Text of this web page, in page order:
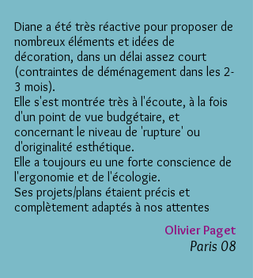
Diane a été très réactive pour proposer de
nombreux éléments et idées de
décoration, dans un délai assez court
(contraintes de déménagement dans les 2-
3 mois).
Elle s'est montrée très à l'écoute, à la fois
d'un point de vue budgétaire, et
concernant le niveau de 'rupture' ou
d'originalité esthétique.
Elle a toujours eu une forte conscience de
l'ergonomie et de l'écologie.
Ses projets/plans étaient précis et
complètement adaptés à nos attentes
Olivier Paget
Paris 08